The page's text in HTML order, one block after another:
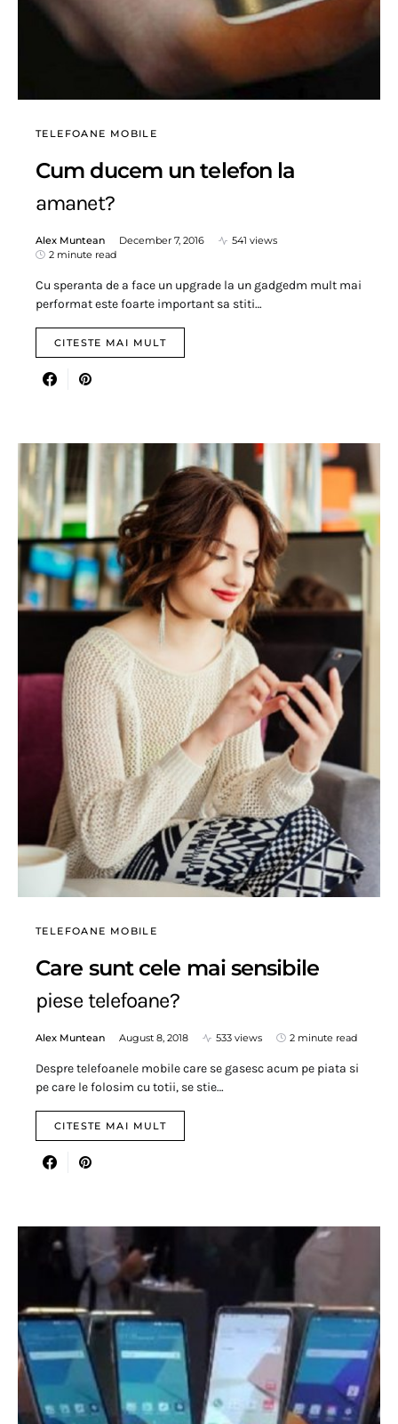
TELEFOANE MOBILE
Cum ducem un telefon la
amanet?
Alex Muntean December 7, 2016
541 views
2 minute read
Cu speranta de a face un upgrade la un gadgedm mult mai
performat este foarte important sa stiti…
CITESTE MAI MULT
TELEFOANE MOBILE
Care sunt cele mai sensibile
piese telefoane?
Alex Muntean August 8, 2018 533 views 2 minute read
Despre telefoanele mobile care se gasesc acum pe piata si
pe care le folosim cu totii, se stie…
CITESTE MAI MULT